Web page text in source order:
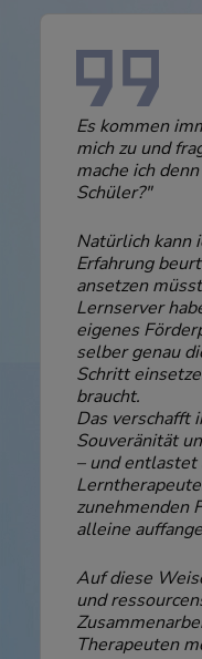
Es kommen
mich zu und
mache ich
Schüler?"
Natürlich kann
Erfahrung
ansetzen
Lernserver
eigenes
selber genau
Schritt
braucht.
Das verschafft
Souveränität
– und entlastet
zunehmenden
alleine
Auf diese
und
Therapeuten